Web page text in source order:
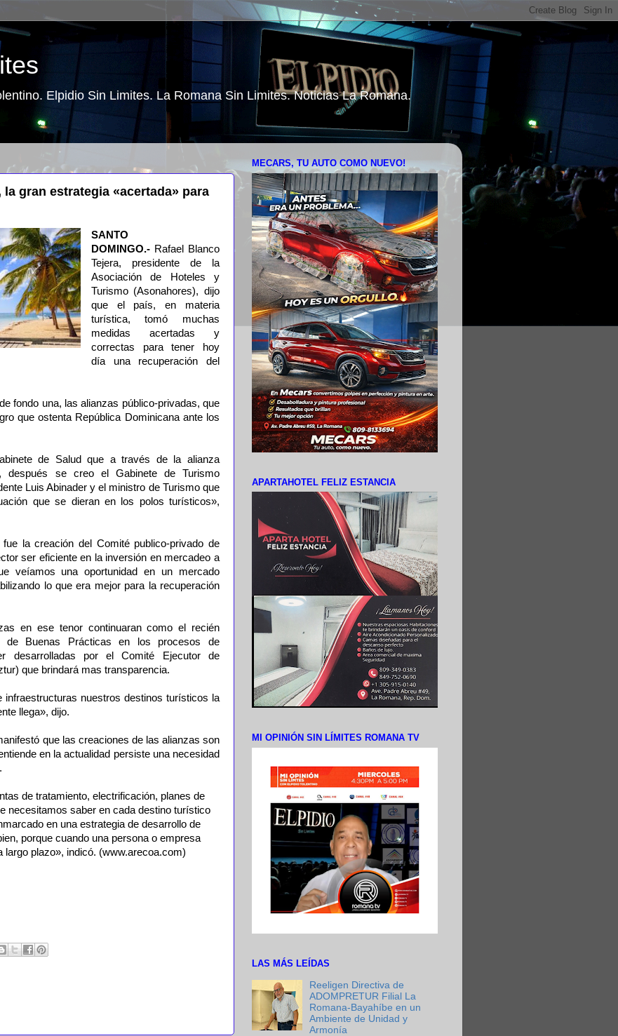
Elpidio Sin Limites. La Romana Sin Limites. Noticias La Romana.
gran estrategia «acertada» para
SANTO
DOMINGO.- Rafael Blanco
Tejera, presidente de la
Asociación de Hoteles y
Turismo (Asonahores), dijo
que el país, en materia
turística, tomó muchas
medidas acertadas y
correctas para tener hoy
día una recuperación del
fondo una, las alianzas público-privadas, que
que ostenta República Dominicana ante los
de Salud que a través de la alianza
después se creo el Gabinete de Turismo
Luis Abinader y el ministro de Turismo que
que se dieran en los polos turísticos»,
la creación del Comité publico-privado de
ser eficiente en la inversión en mercadeo a
veíamos una oportunidad en un mercado
lo que era mejor para la recuperación
en ese tenor continuaran como el recién
de Buenas Prácticas en los procesos de
desarrolladas por el Comité Ejecutor de
que brindará mas transparencia.
infraestructuras nuestros destinos turísticos la
llega», dijo.
que las creaciones de las alianzas son
en la actualidad persiste una necesidad
de tratamiento, electrificación, planes de
necesitamos saber en cada destino turístico
en una estrategia de desarrollo de
porque cuando una persona o empresa
largo plazo», indicó. (www.arecoa.com)
MECARS, TU AUTO COMO NUEVO!
APARTAHOTEL FELIZ ESTANCIA
MI OPINIÓN SIN LÍMITES ROMANA TV
LAS MÁS LEÍDAS
Reeligen Directiva de
ADOMPRETUR Filial La
Romana-Bayahíbe en un
Ambiente de Unidad y
Armonía